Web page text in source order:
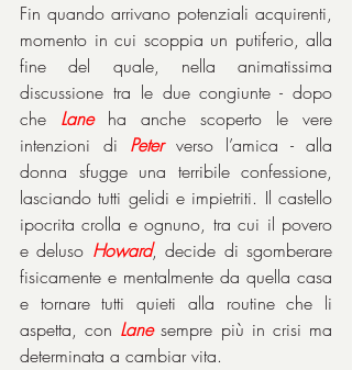
Fin quando arrivano potenziali acquirenti,
momento in cui scoppia un putiferio, alla
fine del quale, nella animatissima
discussione tra le due congiunte - dopo
che Lane ha anche scoperto le vere
intenzioni di Peter verso l’amica - alla
donna sfugge una terribile confessione,
lasciando tutti gelidi e impietriti. Il castello
ipocrita crolla e ognuno, tra cui il povero
e deluso Howard, decide di sgomberare
fisicamente e mentalmente da quella casa
e tornare tutti quieti alla routine che li
aspetta, con Lane sempre più in crisi ma
determinata a cambiar vita.